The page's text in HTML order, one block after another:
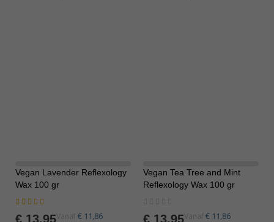
Vegan Lavender Reflexology
Wax 100 gr
Waardering:
€ 13,95Vanaf € 11,86
Vegan Tea Tree and Mint
Reflexology Wax 100 gr
€ 13,95Vanaf € 11,86